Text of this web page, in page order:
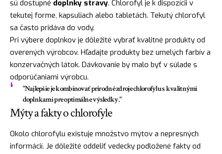
sú dostupné doplnky stravy. Chlorofyl je k dispozícii v
tekutej forme, kapsuliach alebo tabletách. Tekutý chlorofyl
sa často pridáva do vody.
Pri výbere doplnkov je dôležité vybrať kvalitné produkty od
overených výrobcov. Hľadajte produkty bez umelých farbív a
konzervačných látok. Dávkovanie by malo byť v súlade s
odporúčaniami výrobcu.
"Najlepšie je kombinovať prírodné zdroje chlorofylu s kvalitnými
doplnkami pre optimálne výsledky."
Mýty a fakty o chlorofyle
Okolo chlorofylu existuje množstvo mýtov a nepresných
informácií. Je dôležité oddeliť vedecky podložené fakty od